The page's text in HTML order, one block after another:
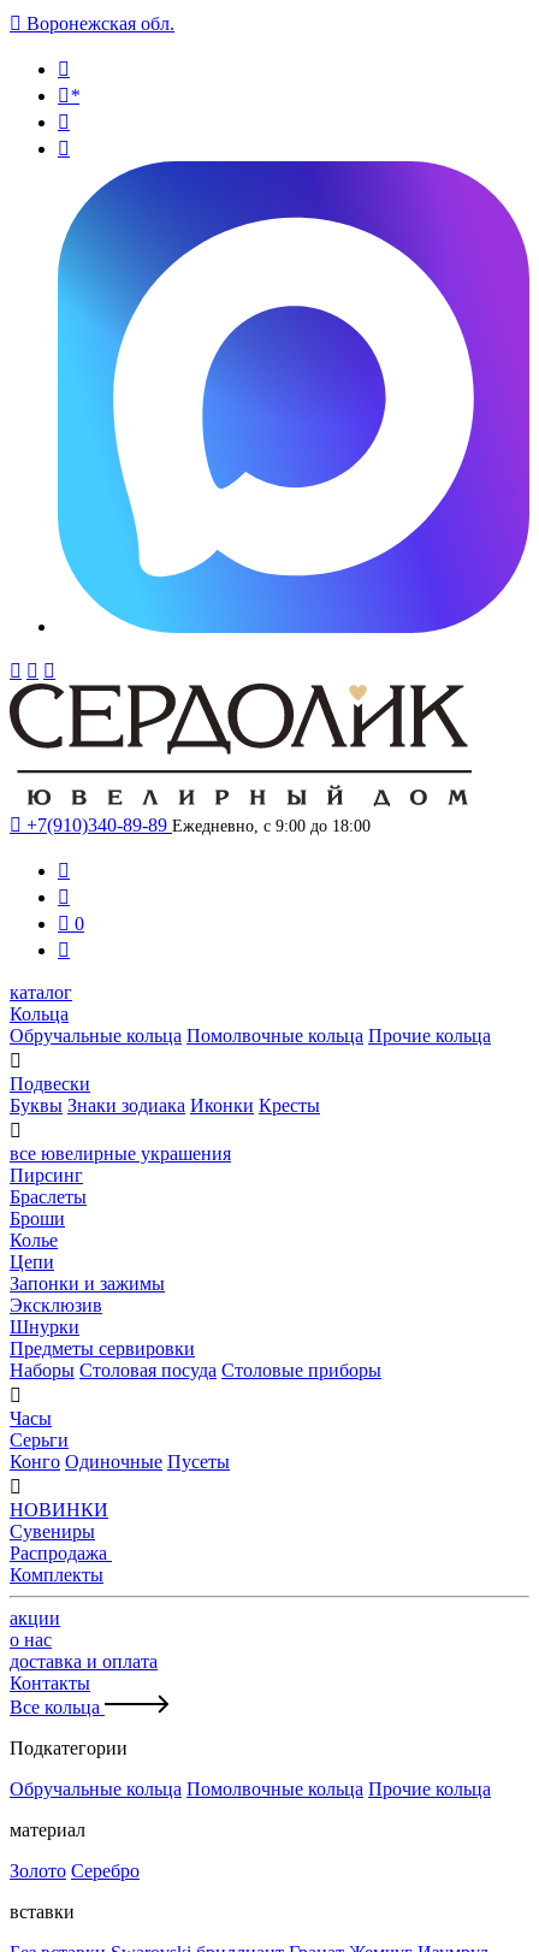
 Воронежская обл.

*


  
 +7(910)340-89-89 Ежедневно, с 9:00 до 18:00


 0

каталог
Кольца
Обручальные кольца Помолвочные кольца Прочие кольца

Подвески
Буквы Знаки зодиака Иконки Кресты

все ювелирные украшения
Пирсинг
Браслеты
Броши
Колье
Цепи
Запонки и зажимы
Эксклюзив
Шнурки
Предметы сервировки
Наборы Столовая посуда Столовые приборы

Часы
Серьги
Конго Одиночные Пусеты

НОВИНКИ
Сувениры
Распродажа
Комплекты
акции
о нас
доставка и оплата
Контакты
Все кольца
Подкатегории
Обручальные кольца Помолвочные кольца Прочие кольца
материал
Золото Серебро
вставки